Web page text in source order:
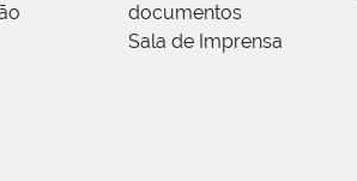
documentos
Sala de Imprensa